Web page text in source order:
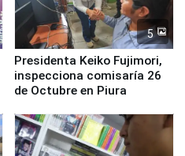
5
Presidenta Keiko Fujimori,
inspecciona comisaría 26
de Octubre en Piura